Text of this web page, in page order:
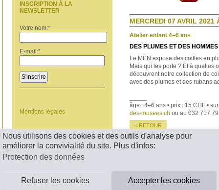
Nous utilisons des cookies et des outils d'analyse pour
améliorer la convivialité du site. Plus d'infos:
Protection des données
Refuser les cookies Accepter les cookies
INSCRIPTION À LA
NEWSLETTER
Votre nom:*
E-mail:*
S'inscrire
Mentions légales
MERCREDI 07 AVRIL 2021
Atelier enfant 4–6 ans
DES PLUMES ET DES HOMMES
Le MEN expose des coiffes en
Mais qui les porte ? Et à quelles
découvrent notre collection de
avec des plumes et des rubans
âge : 4–6 ans • prix : 15 CHF •
des-musees.ch ou au 032 717
< RETOUR